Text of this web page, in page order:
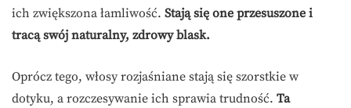
ich zwiększona łamliwość. Stają się one przesuszone i
tracą swój naturalny, zdrowy blask.
Oprócz tego, włosy rozjaśniane stają się szorstkie w
dotyku, a rozczesywanie ich sprawia trudność. Ta